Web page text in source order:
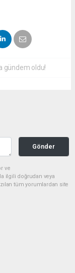
gündem oldu!
Gönder
ve
ilgili doğrudan veya
tüm yorumlardan site